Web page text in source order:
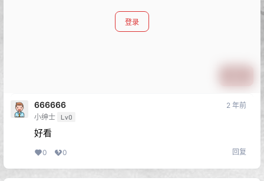
登录
666666
小绅士 Lv0
2 年前
好看
0 0 回复